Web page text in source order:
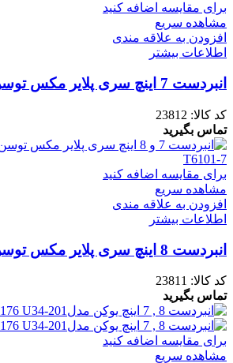
برای مقایسه اضافه کنید
مشاهده سریع
افزودن به علاقه مندی
اطلاعات بیشتر
انبردست 7 اینچ سری پلایر مکس توسن مدل T6101-7
کد کالا: 23812
تماس بگیرید
برای مقایسه اضافه کنید
مشاهده سریع
افزودن به علاقه مندی
اطلاعات بیشتر
انبردست 8 اینچ سری پلایر مکس توسن مدل T6102-8
کد کالا: 23811
تماس بگیرید
برای مقایسه اضافه کنید
مشاهده سریع